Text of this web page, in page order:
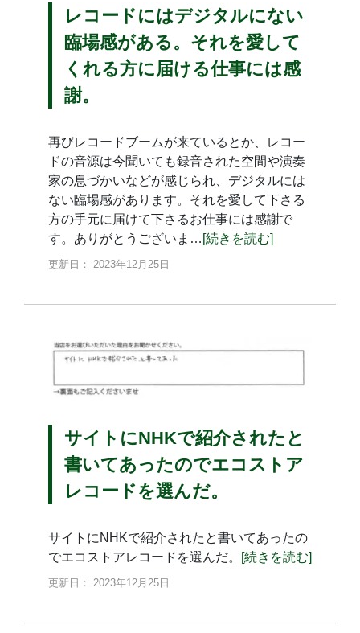
レコードにはデジタルにない
臨場感がある。それを愛して
くれる方に届ける仕事には感
謝。
再びレコードブームが来ているとか、レコー
ドの音源は今聞いても録音された空間や演奏
家の息づかいなどが感じられ、デジタルには
ない臨場感があります。それを愛して下さる
方の手元に届けて下さるお仕事には感謝で
す。ありがとうございま… [続きを読む]
更新日： 2023年12月25日
サイトにNHKで紹介されたと
書いてあったのでエコストア
レコードを選んだ。
サイトにNHKで紹介されたと書いてあったの
でエコストアレコードを選んだ。
[続きを読む]
更新日： 2023年12月25日